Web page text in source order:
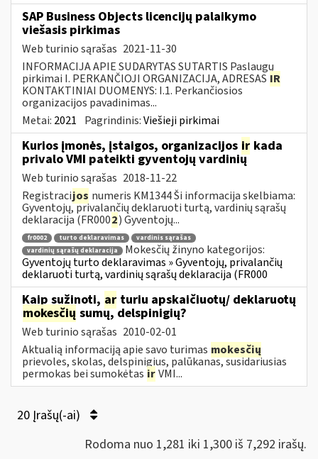
SAP Business Objects licencijų palaikymo
viešasis pirkimas
Web turinio sąrašas 2021-11-30
INFORMACIJA APIE SUDARYTAS SUTARTIS Paslaugų
pirkimai I. PERKANČIOJI ORGANIZACIJA, ADRESAS IR
KONTAKTINIAI DUOMENYS: I.1. Perkančiosios
organizacijos pavadinimas...
Metai: 2021 Pagrindinis:Viešieji pirkimai
Kurios įmonės, įstaigos, organizacijos ir kada
privalo VMI pateikti gyventojų vardinių
Web turinio sąrašas 2018-11-22
Registracijos numeris KM1344 Ši informacija skelbiama:
Gyventojų, privalančių deklaruoti turtą, vardinių sąrašų
deklaracija (FR0002) Gyventojų...
fr0002 turto deklaravimas
vardinis sąrašas
vardinių sąrašų deklaracija
Mokesčių žinyno kategorijos:
Gyventojų turto deklaravimas » Gyventojų, privalančių
deklaruoti turtą, vardinių sąrašų deklaracija (FR000
Kaip sužinoti, ar turiu apskaičiuotų/ deklaruotų
mokesčių sumų, delspinigių?
Web turinio sąrašas 2010-02-01
Aktualią informaciją apie savo turimas mokesčių
prievoles, skolas, delspinigius, palūkanas, susidariusias
permokas bei sumokėtas irVMI...
20 Įrašų(-ai)
Rodoma nuo 1,281 iki 1,300 iš 7,292 irašų.